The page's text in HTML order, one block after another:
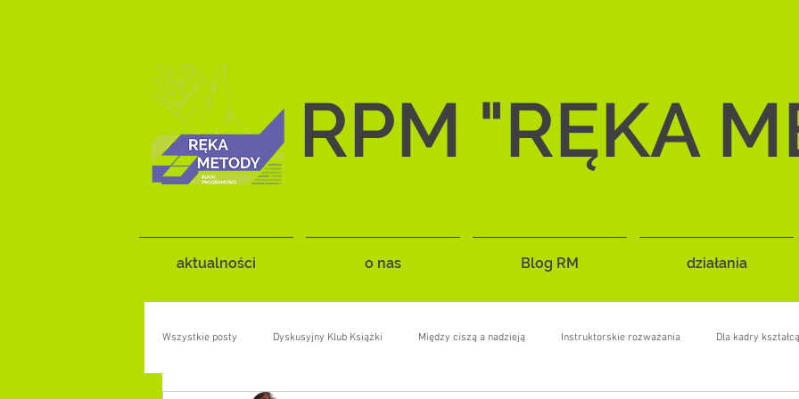
RPM "RĘKA
aktualności o nas Blog RM działania
Wszystkie posty Dyskusyjny Klub Książki Między ciszą a nadzieją Instruktorskie rozważania Dla kadry